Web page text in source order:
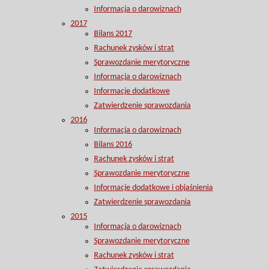
Informacja o darowiznach
2017
Bilans 2017
Rachunek zysków i strat
Sprawozdanie merytoryczne
Informacja o darowiznach
Informacje dodatkowe
Zatwierdzenie sprawozdania
2016
Informacja o darowiznach
Bilans 2016
Rachunek zysków i strat
Sprawozdanie merytoryczne
Informacje dodatkowe i objaśnienia
Zatwierdzenie sprawozdania
2015
Informacja o darowiznach
Sprawozdanie merytoryczne
Rachunek zysków i strat